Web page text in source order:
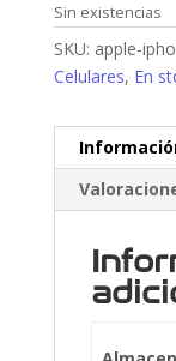
Sin existencias
SKU: apple-
Celulares, En